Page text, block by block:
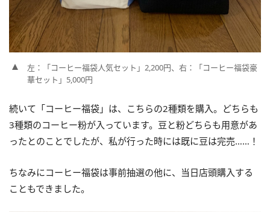
左：「コーヒー福袋人気セット」2,200円、右：「コーヒー福袋豪
華セット」5,000円
続いて「コーヒー福袋」は、こちらの2種類を購入。どちらも
3種類のコーヒー粉が入っています。豆と粉どちらも用意があ
ったとのことでしたが、私が行った時には既に豆は完売……！
ちなみにコーヒー福袋は事前抽選の他に、当日店頭購入する
こともできました。